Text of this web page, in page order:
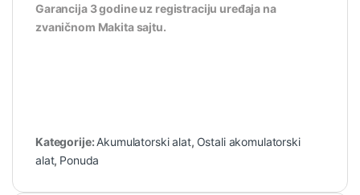
Garancija 3 godine uz registraciju uređaja na
zvaničnom Makita sajtu.
Kategorije:Akumulatorski alat, Ostali akomulatorski
alat, Ponuda